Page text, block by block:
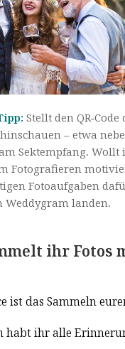
Stellt den QR-
– etwa
Sektempfang. Wollt
Fotografieren
Fotoaufgaben
landen.
ihr Fotos
ist das Sammeln
habt ihr alle